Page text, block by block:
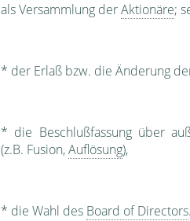
als Versammlung derAktionäre;
* der Erlaß bzw. die Änderung
* die Beschlußfassung über
(z.B. Fusion,Auflösung),
* die Wahl des Board of Directors